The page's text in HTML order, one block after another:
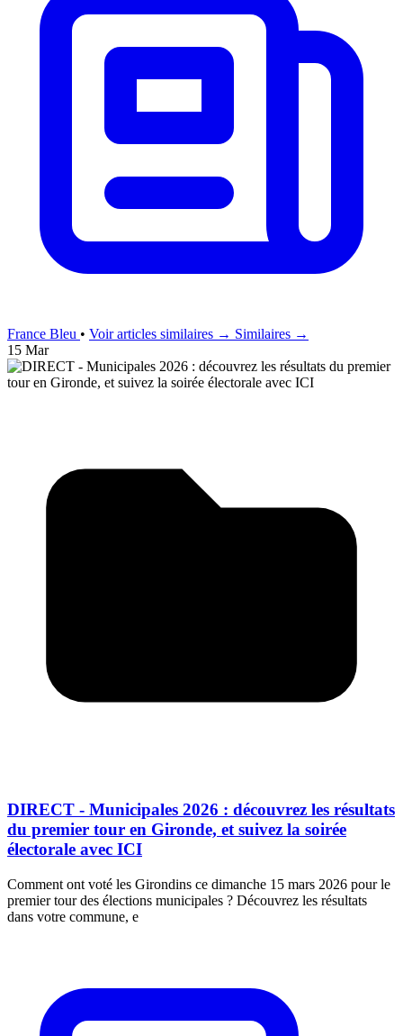
France Bleu • Voir articles similaires → Similaires →
15 Mar
DIRECT - Municipales 2026 : découvrez les résultats
du premier tour en Gironde, et suivez la soirée
électorale avec ICI
Comment ont voté les Girondins ce dimanche 15 mars 2026 pour le
premier tour des élections municipales ? Découvrez les résultats
dans votre commune, e